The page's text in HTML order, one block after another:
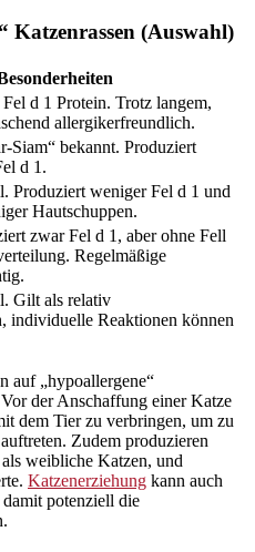
Katzenrassen (Auswahl)
d 1 Protein. Trotz langem,
allergikerfreundlich.
Siam“ bekannt. Produziert
d 1.
Produziert weniger Fel d 1 und
Hautschuppen.
zwar Fel d 1, aber ohne Fell
Regelmäßige
Gilt als relativ
individuelle Reaktionen können
auf „hypoallergene“
der Anschaffung einer Katze
dem Tier zu verbringen, um zu
Zudem produzieren
weibliche Katzen, und
Katzenerziehung kann auch
potenziell die